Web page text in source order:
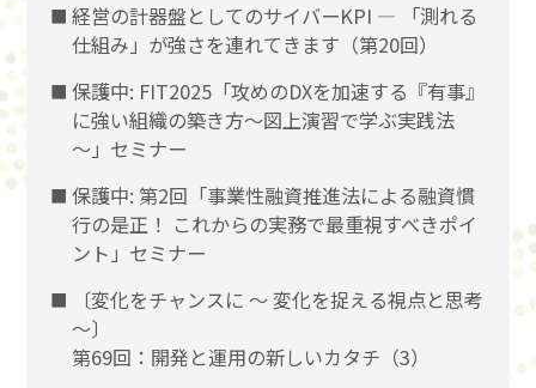
経営の計器盤としてのサイバーKPI ― 「測れる
仕組み」が強さを連れてきます（第20回）
保護中: FIT2025「攻めのDXを加速する『有事』
に強い組織の築き方～図上演習で学ぶ実践法
～」セミナー
保護中: 第2回「事業性融資推進法による融資慣
行の是正！ これからの実務で最重視すべきポイ
ント」セミナー
〔変化をチャンスに 〜 変化を捉える視点と思考
〜〕
第69回：開発と運用の新しいカタチ（3）